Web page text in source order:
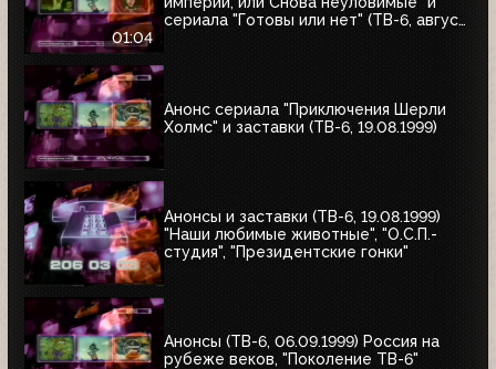
01:04
сериала "Готовы или нет" (ТВ-6, август
Анонс сериала "Приключения Шерли
Холмс" и заставки (ТВ-6, 19.08.1999)
Анонсы и заставки (ТВ-6, 19.08.1999)
"Наши любимые животные", "О.С.П.-
студия", "Президентские гонки"
Анонсы (ТВ-6, 06.09.1999) Россия на
рубеже веков, "Поколение ТВ-6"